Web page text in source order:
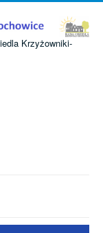
Krzyżowniki-